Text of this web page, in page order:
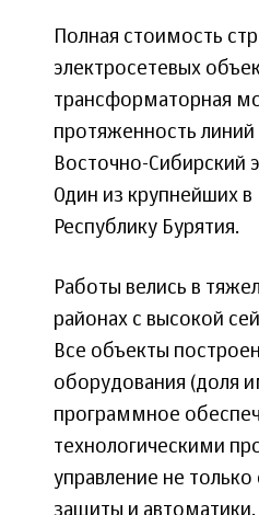
Полная стоимость
электросетевых
трансформаторная
протяженность
Восточно-Сибирский
Один из крупнейших
Республику Бурятия.
Работы велись в
районах с высокой
Все объекты
оборудования (доля
программное
технологическими
управление не
защиты и автоматики.